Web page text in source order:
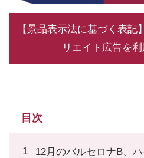
【景品表示法に基づく表記
リエイト広告を
目次
12月のバルセロナB、